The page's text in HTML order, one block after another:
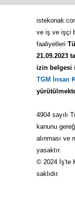
ve iş ve işçi
faaliyetleri
21.09.2023
izin belgesi
TGM İnsan
4904 sayılı
kanunu
alınması ve
yasaktır.
© 2024 İş'te
saklıdır.